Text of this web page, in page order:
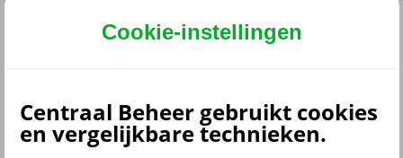
Centraal Beheer PPI
Overlijden
En wat dit betekent voor je pensioen
Cookie-instellingen
Centraal Beheer gebruikt cookies
en vergelijkbare technieken.